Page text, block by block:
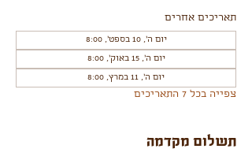
תאריכים אחרים
יום ה׳, 10 בספט׳, 8:00
יום ה׳, 15 באוק׳, 8:00
יום ה׳, 11 במרץ, 8:00
צפייה בכל 7 התאריכים
תשלום מקדמה